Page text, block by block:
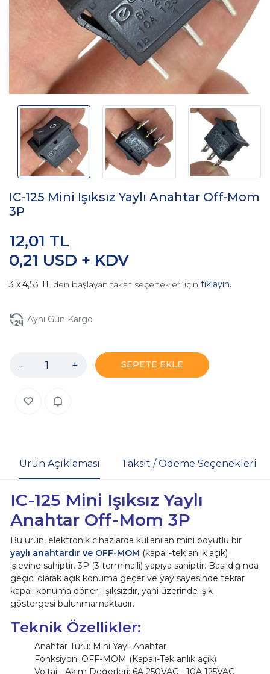
IC-125 Mini Işıksız Yaylı Anahtar Off-Mom
3P
0,21 USD + KDV
12,01 TL
4,53 TL'den başlayan taksit seçenekleri için tıklayın.
Aynı Gün Kargo
- + SEPETE EKLE
Ürün Açıklaması Taksit / Ödeme Seçenekleri
IC-125 Mini Işıksız Yaylı
Anahtar Off-Mom 3P
Bu ürün, elektronik cihazlarda kullanılan mini boyutlu bir
yaylı anahtardır ve OFF-MOM (kapalı-tek anlık açık)
işlevine sahiptir. 3P (3 terminalli) yapıya sahiptir. Basıldığında
geçici olarak açık konuma geçer ve yay sayesinde tekrar
kapalı konuma döner. Işıksızdır, yani üzerinde ışık
göstergesi bulunmamaktadır.
Teknik Özellikler:
Anahtar Türü: Mini Yaylı Anahtar
Fonksiyon: OFF-MOM (Kapalı-Tek anlık açık)
Voltaj - Akım Değerleri: 6A 250VAC - 10A 125VAC